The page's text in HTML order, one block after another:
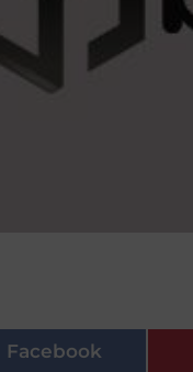
Facebook